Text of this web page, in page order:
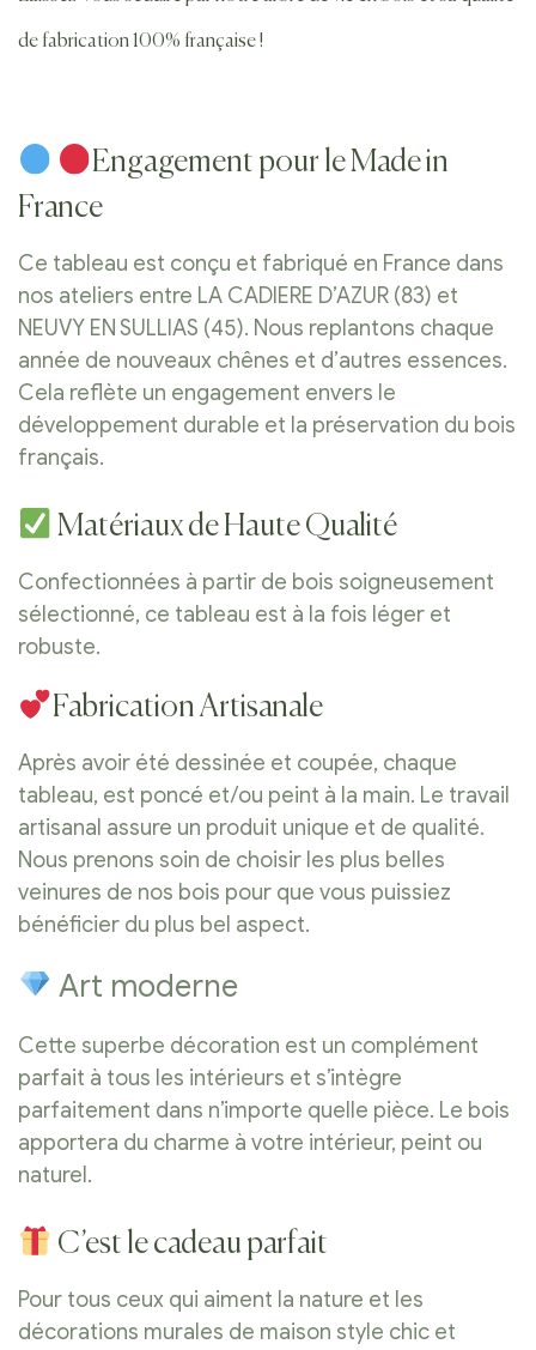
de fabrication 100% française !
Engagement pour le Made in
France
Ce tableau est conçu et fabriqué en France dans
nos ateliers entre LA CADIERE D’AZUR (83) et
NEUVY EN SULLIAS (45). Nous replantons chaque
année de nouveaux chênes et d’autres essences.
Cela reflète un engagement envers le
développement durable et la préservation du bois
français.
Matériaux de Haute Qualité
Confectionnées à partir de bois soigneusement
sélectionné, ce tableau est à la fois léger et
robuste.
Fabrication Artisanale
Après avoir été dessinée et coupée, chaque
tableau, est poncé et/ou peint à la main. Le travail
artisanal assure un produit unique et de qualité.
Nous prenons soin de choisir les plus belles
veinures de nos bois pour que vous puissiez
bénéficier du plus bel aspect.
Art moderne
Cette superbe décoration est un complément
parfait à tous les intérieurs et s’intègre
parfaitement dans n’importe quelle pièce. Le bois
apportera du charme à votre intérieur, peint ou
naturel.
C’est le cadeau parfait
Pour tous ceux qui aiment la nature et les
décorations murales de maison style chic et